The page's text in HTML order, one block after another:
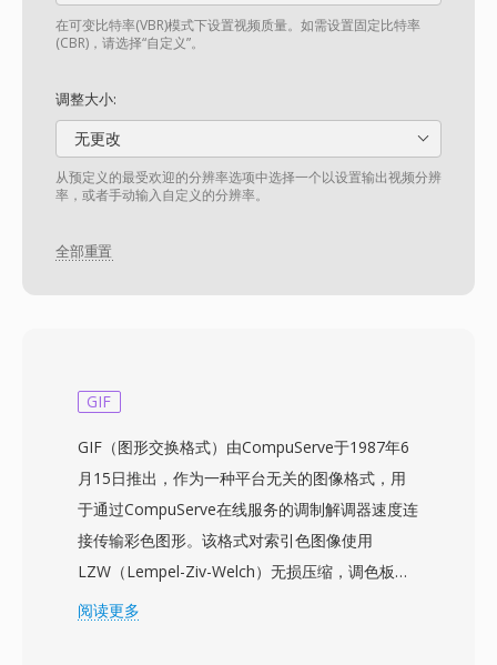
在可变比特率(VBR)模式下设置视频质量。如需设置固定比特率
(CBR)，请选择“自定义”。
调整大小:
无更改
从预定义的最受欢迎的分辨率选项中选择一个以设置输出视频分辨
率，或者手动输入自定义的分辨率。
全部重置
GIF
GIF（图形交换格式）由CompuServe于1987年6
月15日推出，作为一种平台无关的图像格式，用
于通过CompuServe在线服务的调制解调器速度连
接传输彩色图形。该格式对索引色图像使用
LZW（Lempel-Ziv-Welch）无损压缩，调色板最
多包含256色，从24位RGB色彩空间中选取。GIF
阅读更多